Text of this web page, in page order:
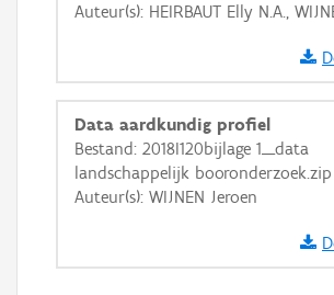
Auteur(s): HEIRBAUT Elly N.A.,
Data aardkundig profiel
Bestand: 2018I120bijlage 1__data
landschappelijk booronderzoek.zip
Auteur(s): WIJNEN Jeroen